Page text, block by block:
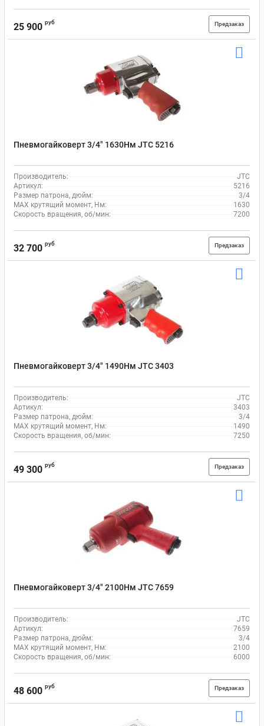
25 900 руб Предзаказ
Пневмогайковерт 3/4" 1630Нм JTC 5216
Производитель:
JTC
Артикул:
5216
Размер патрона, дюйм:
3/4
MAX крутящий момент, Нм:
1630
Скорость вращения, об/мин:
7200
32 700 руб Предзаказ
Пневмогайковерт 3/4" 1490Нм JTC 3403
Производитель:
JTC
Артикул:
3403
Размер патрона, дюйм:
3/4
MAX крутящий момент, Нм:
1490
Скорость вращения, об/мин:
7250
49 300 руб Предзаказ
Пневмогайковерт 3/4" 2100Нм JTC 7659
Производитель:
JTC
Артикул:
7659
Размер патрона, дюйм:
3/4
MAX крутящий момент, Нм:
2100
Скорость вращения, об/мин:
6000
48 600 руб Предзаказ